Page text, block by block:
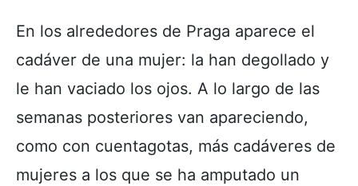
En los alrededores de Praga aparece el
cadáver de una mujer: la han degollado y
le han vaciado los ojos. A lo largo de las
semanas posteriores van apareciendo,
como con cuentagotas, más cadáveres de
mujeres a los que se ha amputado un